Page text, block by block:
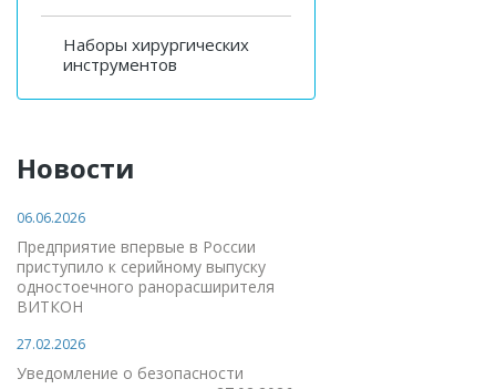
Наборы хирургических
инструментов
Новости
06.06.2026
Предприятие впервые в России
приступило к серийному выпуску
одностоечного ранорасширителя
ВИТКОН
27.02.2026
Уведомление о безопасности